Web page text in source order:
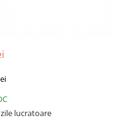
lucratoare